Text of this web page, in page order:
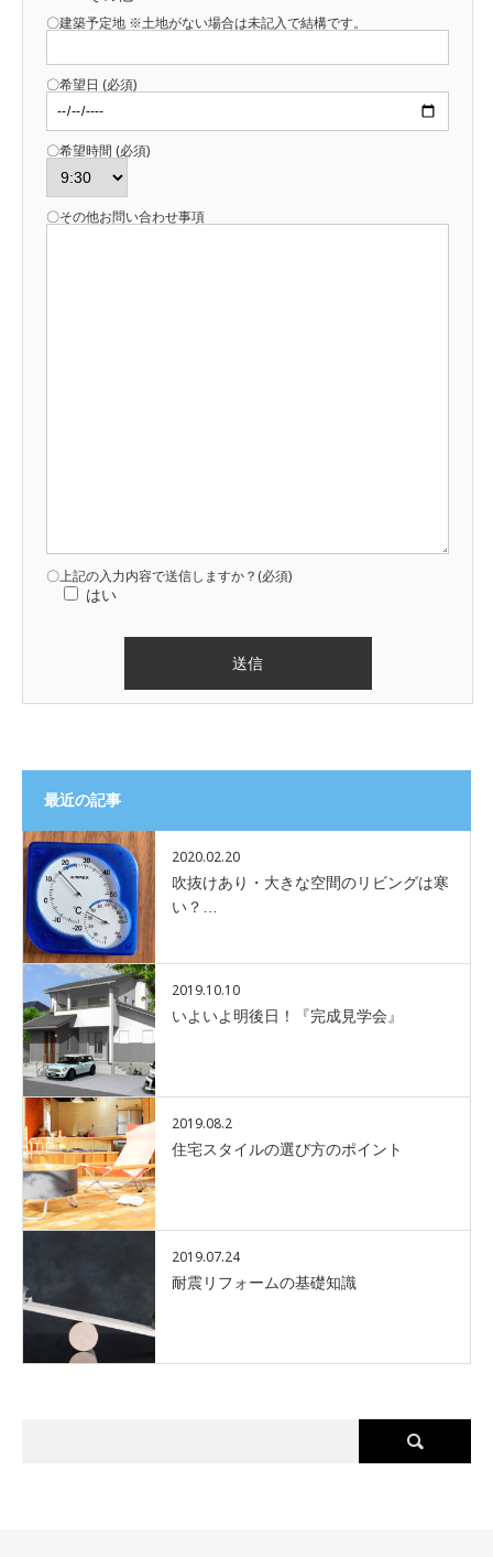
〇建築予定地 ※土地がない場合は未記入で結構です。
〇希望日 (必須)
〇希望時間 (必須)
〇その他お問い合わせ事項
〇上記の入力内容で送信しますか？(必須)
はい
最近の記事
2020.02.20
吹抜けあり・大きな空間のリビングは寒
い？…
2019.10.10
いよいよ明後日！『完成見学会』
2019.08.2
住宅スタイルの選び方のポイント
2019.07.24
耐震リフォームの基礎知識